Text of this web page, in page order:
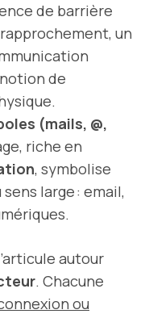
de barrière
un
de
(mails, @,
riche en
, symbolise
sens large : email,
autour
. Chacune
ou